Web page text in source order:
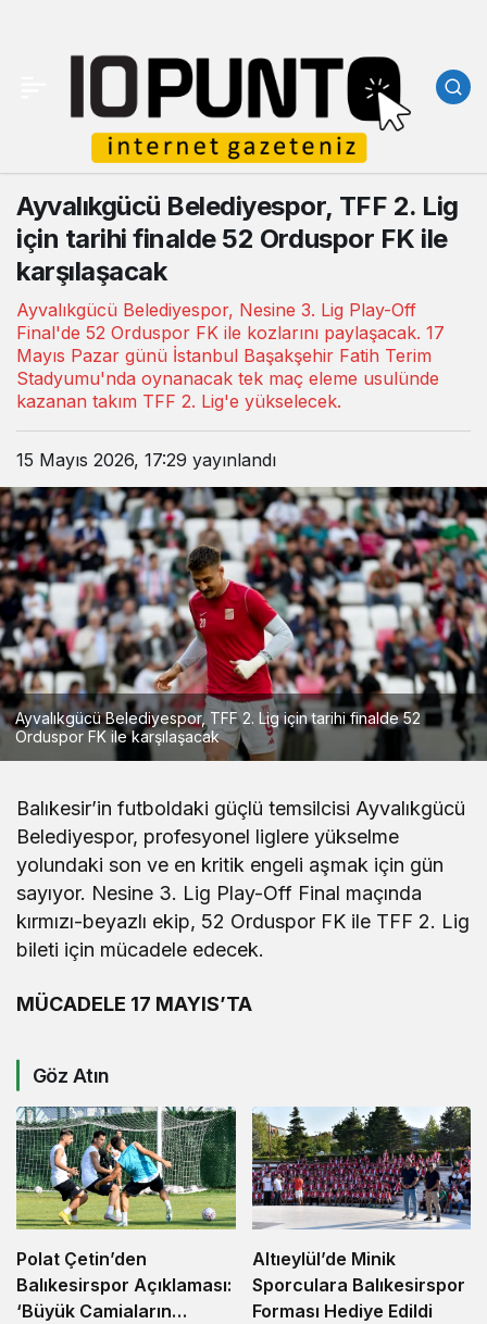
Ayvalıkgücü Belediyespor, TFF 2. Lig
için tarihi finalde 52 Orduspor FK ile
karşılaşacak
Ayvalıkgücü Belediyespor, Nesine 3. Lig Play-Off
Final'de 52 Orduspor FK ile kozlarını paylaşacak. 17
Mayıs Pazar günü İstanbul Başakşehir Fatih Terim
Stadyumu'nda oynanacak tek maç eleme usulünde
kazanan takım TFF 2. Lig'e yükselecek.
15 Mayıs 2026, 17:29 yayınlandı
Ayvalıkgücü Belediyespor, TFF 2. Lig için tarihi finalde 52
Orduspor FK ile karşılaşacak
Balıkesir’in futboldaki güçlü temsilcisi Ayvalıkgücü
Belediyespor, profesyonel liglere yükselme
yolundaki son ve en kritik engeli aşmak için gün
sayıyor. Nesine 3. Lig Play-Off Final maçında
kırmızı-beyazlı ekip, 52 Orduspor FK ile TFF 2. Lig
bileti için mücadele edecek.
MÜCADELE 17 MAYIS’TA
Göz Atın
Polat Çetin’den
Balıkesirspor Açıklaması:
‘Büyük Camiaların
Altıeylül’de Minik
Sporculara Balıkesirspor
Forması Hediye Edildi